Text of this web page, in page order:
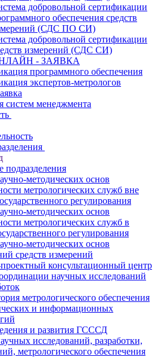
добровольной сертификации
обеспечения средств
(СДС ПО СИ)
добровольной сертификации
измерений (СДС СИ)
- ЗАЯВКА
программного обеспечения
экспертов-метрологов
систем менеджмента
подразделения
методических основ
метрологических служб вне
регулирования
методических основ
метрологических служб в
регулирования
методических основ
средств измерений
консультационный центр
научных исследований
метрологического обеспечения
и информационных
и развития ГСССД
исследований, разработки,
метрологического обеспечения